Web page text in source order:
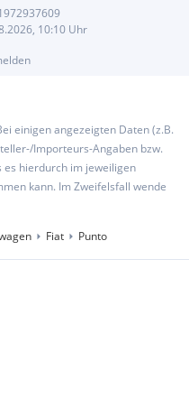
10:10Uhr
einigen angezeigten Daten (z.B.
Importeurs-Angaben bzw.
es hierdurch im jeweiligen
kann. Im Zweifelsfall wende
Fiat Punto